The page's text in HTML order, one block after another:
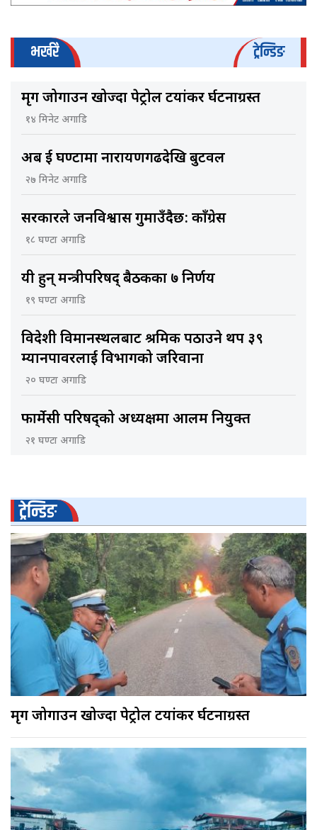
भर्खरै ट्रेन्डिङ
मृग जोगाउन खोज्दा पेट्रोल टयांकर दुर्घटनाग्रस्त
१४ मिनेट अगाडि
अब दुई घण्टामा नारायणगढदेखि बुटवल
२७ मिनेट अगाडि
सरकारले जनविश्वास गुमाउँदैछ: काँग्रेस
१८ घण्टा अगाडि
यी हुन् मन्त्रीपरिषद् बैठकका ७ निर्णय
१९ घण्टा अगाडि
विदेशी विमानस्थलबाट श्रमिक पठाउने थप ३९
म्यानपावरलाई विभागको जरिवाना
२० घण्टा अगाडि
फार्मेसी परिषद्को अध्यक्षमा आलम नियुक्त
२१ घण्टा अगाडि
ट्रेन्डिङ
मृग जोगाउन खोज्दा पेट्रोल टयांकर दुर्घटनाग्रस्त